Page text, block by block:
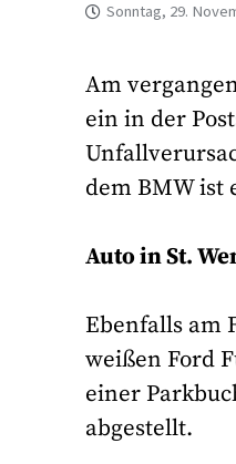
Sonntag, 29.
Am
ein in der
dem BMW ist
Auto in St.
Ebenfalls am
weißen Ford
einer
abgestellt.